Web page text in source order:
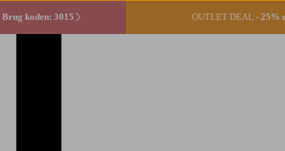
Brug koden: 3015 OUTLET DEAL - 25%